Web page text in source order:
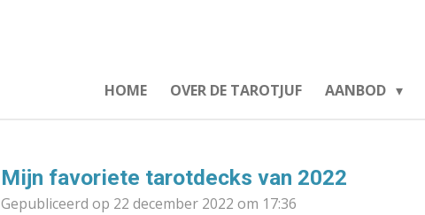
HOME OVER DE TAROTJUF AANBOD
Mijn favoriete tarotdecks van 2022
Gepubliceerd op 22 december 2022 om 17:36